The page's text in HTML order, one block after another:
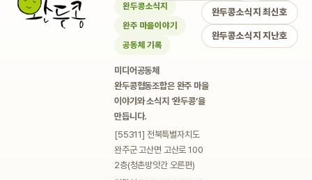
완두콩소식지
완주 마을이야기
공동체 기록
미디어공동체
완두콩협동조합은 완주 마을
이야기와 소식지 ‘완두콩’을
만듭니다.
[55311] 전북특별자치도
완주군 고산면 고산로 100
2층(청촌방앗간 오른편)
완두콩소식지 최신호
완두콩소식지 지난호